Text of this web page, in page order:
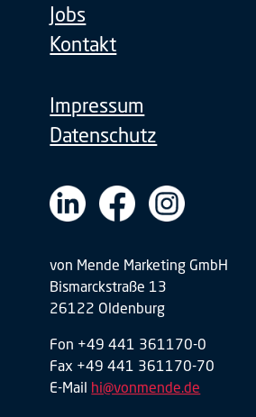
von Mende Marketing GmbH
Bismarckstraße 13
26122 Oldenburg
Fon +49 441 361170-0
Fax +49 441 361170-70
E-Mail hi@vonmende.de
Jobs
Kontakt
Impressum
Datenschutz